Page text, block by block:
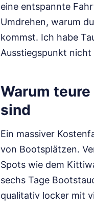
eine entspannte
Umdrehen, warum
kommst. Ich habe
Ausstiegspunkt
Warum
sind
Ein massiver
von Bootsplätzen.
Spots wie dem
sechs Tage
qualitativ locker mit